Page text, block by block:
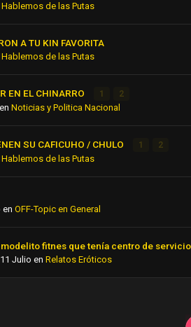
Hablemos de las Putas
A TU KIN FAVORITA
Hablemos de las Putas
EN EL CHINARRO 1 2
enNoticias y Politica Nacional
SU CAFICUHO / CHULO 1 2
Hablemos de las Putas
en OFF-Topic en General
fitnes que tenía centro de
11 Julio en Relatos Eróticos